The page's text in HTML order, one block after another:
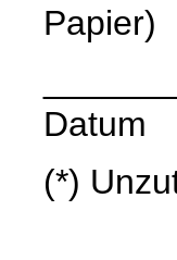
Papier)
Datum
(*)